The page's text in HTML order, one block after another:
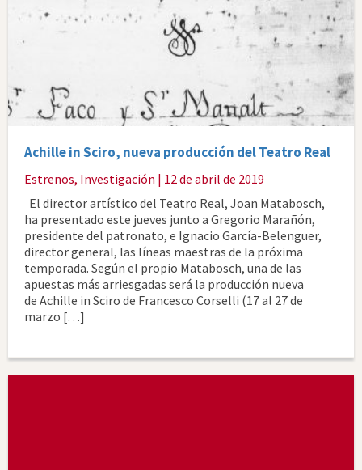
Achille in Sciro, nueva producción del Teatro Real
Estrenos, Investigación | 12 de abril de 2019
El director artístico del Teatro Real, Joan Matabosch,
ha presentado este jueves junto a Gregorio Marañón,
presidente del patronato, e Ignacio García-Belenguer,
director general, las líneas maestras de la próxima
temporada. Según el propio Matabosch, una de las
apuestas más arriesgadas será la producción nueva
de Achille in Sciro de Francesco Corselli (17 al 27 de
marzo […]